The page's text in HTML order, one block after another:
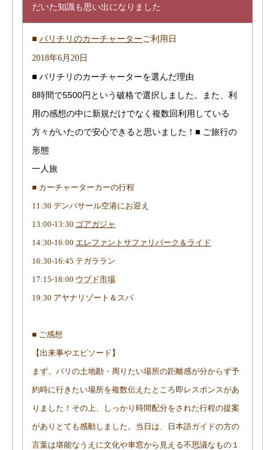
だいた知識も思い出になりました
■ バリチリのカーチャーター ご利用日
2018年6月20日
■ バリチリのカーチャーターを選んだ理由
8時間で5500円という破格で選択しました。また、利
用の感想の中に新規だけでなく複数回利用している
方々がいたので安心できると思いました！■ ご旅行の
形態
一人旅
■ カーチャーターカーの行程
11:30 デンパサール空港にお迎え
13:00-13:30 ゴアガジャ
14:30-16:00 エレファントサファリパーク＆ライド
16:30-16:45 テガララン
17:15-18:00 ウブド市場
19:30 アヤナリゾート＆スパ
■ ご感想
【出来事やエピソード】
まず、バリの土地勘・周りたい場所の距離感が分からず予
約時に行きたい場所を複数伝えたところ即レスポンスがあ
りました！その上、しっかり時間配分をされた行程の提案
がありとても感動しました。当日は、日本語ガイドの方の
言葉は堪能なうえに文化や車窓から見える不思議なもの１